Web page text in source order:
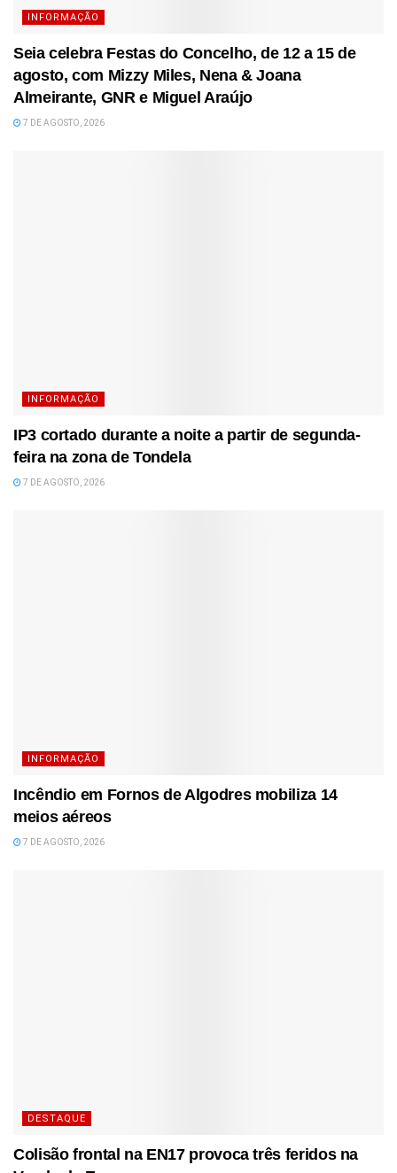
INFORMAÇÃO
Seia celebra Festas do Concelho, de 12 a 15 de
agosto, com Mizzy Miles, Nena & Joana
Almeirante, GNR e Miguel Araújo
7 DE AGOSTO, 2026
INFORMAÇÃO
IP3 cortado durante a noite a partir de segunda-
feira na zona de Tondela
7 DE AGOSTO, 2026
INFORMAÇÃO
Incêndio em Fornos de Algodres mobiliza 14
meios aéreos
7 DE AGOSTO, 2026
DESTAQUE
Colisão frontal na EN17 provoca três feridos na